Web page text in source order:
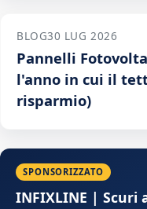
BLOG30 LUG 2026
Pannelli
l'anno in cui il
risparmio)
SPONSORIZZATO
INFIXLINE | Scuri